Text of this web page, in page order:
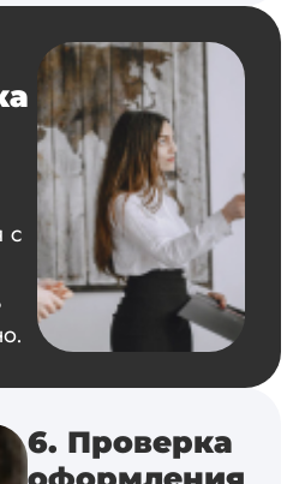
все
литературные
источники.
Уникальность
читается
на одном дыхании.
Евгений
Иванович
Вид работы:
Диссертация
Дата:2024-03-25
Кандидатская по
истории была
с
6. Проверка